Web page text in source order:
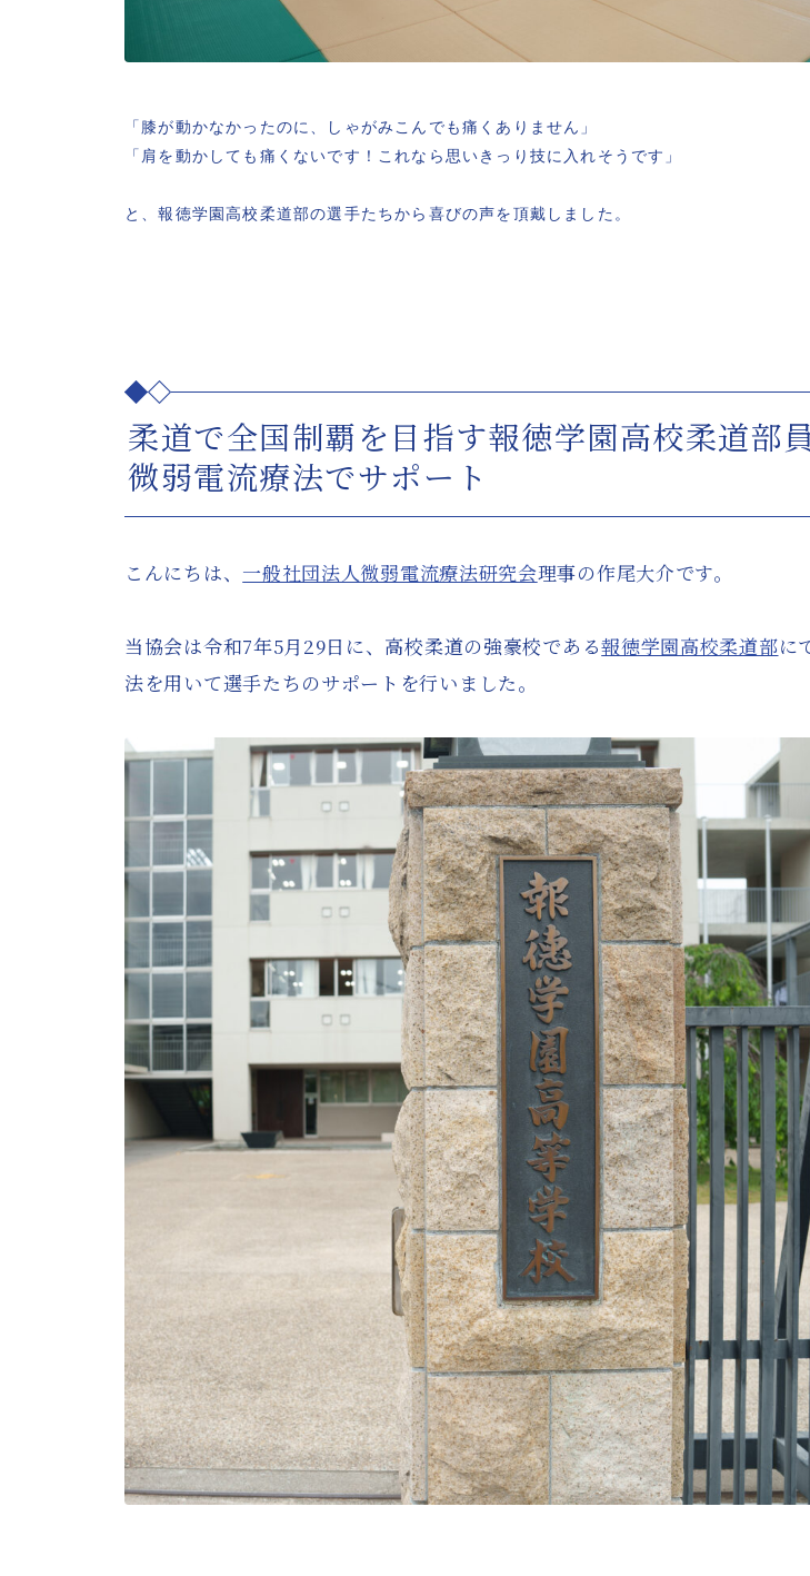
「膝が動かなかったのに、しゃがみこんでも痛くありません」
「肩を動かしても痛くないです！これなら思いきっり技に入れそうです」
と、報徳学園高校柔道部の選手たちから喜びの声を頂戴しました。
柔道で全国制覇を目指す報徳学園高校柔道部
微弱電流療法でサポート
こんにちは、 一般社団法人微弱電流療法研究会理事の作尾大介です。
当協会は令和7年5月29日に、高校柔道の強豪校である報徳学園高校柔道部に
法を用いて選手たちのサポートを行いました。